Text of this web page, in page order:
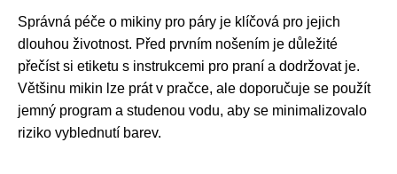
Správná péče o mikiny pro páry je klíčová pro jejich
dlouhou životnost. Před prvním nošením je důležité
přečíst si etiketu s instrukcemi pro praní a dodržovat je.
Většinu mikin lze prát v pračce, ale doporučuje se použít
jemný program a studenou vodu, aby se minimalizovalo
riziko vyblednutí barev.